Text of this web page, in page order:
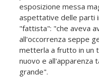
esposizione messa
aspettative delle parti
"fattista": "che aveva
all'occorrenza seppe
metterla a frutto in un
nuovo e all'apparenza
grande".